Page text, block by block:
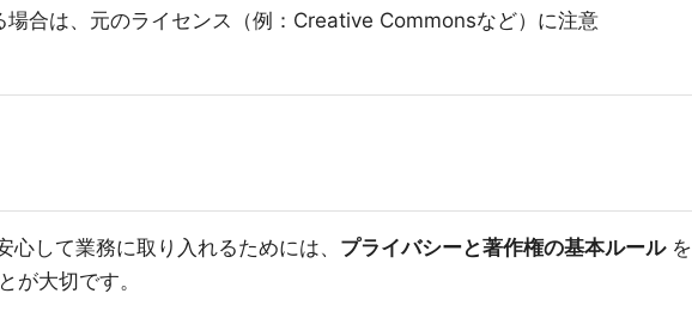
場合は、元のライセンス（例：Creative Commonsなど）に注意
して業務に取り入れるためには、 プライバシーと著作権の基本ルールを
が大切です。